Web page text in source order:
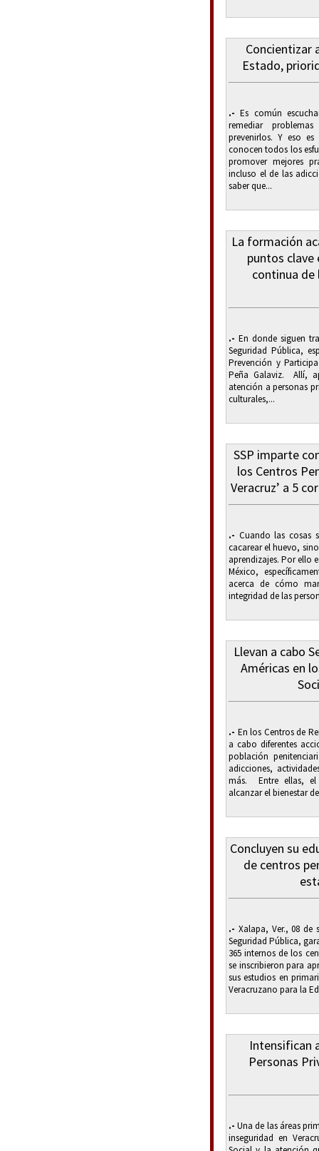
Concientizar
Estado,
.- Es común
remediar
prevenirlos. Y eso
conocen todos los
promover mejores
incluso el de las
saber que...
La formación
puntos clave
continua de
.- En donde siguen
Seguridad Pública,
Prevención y
Peña Galaviz. Allí,
atención a personas
culturales,...
SSP imparte
los Centros
Veracruz’ a 5
.- Cuando las cosas
cacarear el huevo,
aprendizajes. Por ello
México,
acerca de cómo
integridad de las
Llevan a cabo
Américas en
.- En los Centros de
a cabo diferentes
población
adicciones,
más. Entre ellas, el
alcanzar el bienestar
Concluyen su
de centros
.- Xalapa, Ver., 08 de
Seguridad Pública,
365 internos de los
se inscribieron para
sus estudios en
Veracruzano para la
Intensifican
Personas
.- Una de las áreas
inseguridad en